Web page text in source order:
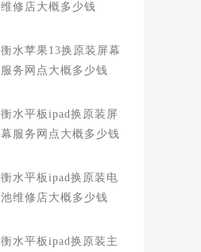
维修店大概多少钱
衡水苹果13换原装屏幕
服务网点大概多少钱
衡水平板ipad换原装屏
幕服务网点大概多少钱
衡水平板ipad换原装电
池维修店大概多少钱
衡水平板ipad换原装主